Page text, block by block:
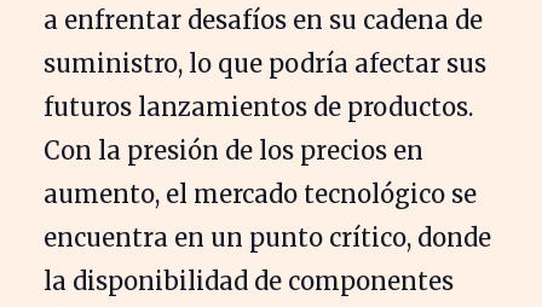
a enfrentar desafíos en su cadena de
suministro, lo que podría afectar sus
futuros lanzamientos de productos.
Con la presión de los precios en
aumento, el mercado tecnológico se
encuentra en un punto crítico, donde
la disponibilidad de componentes